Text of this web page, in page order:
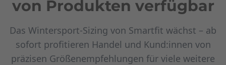
von Produkten verfügbar
Das Wintersport-Sizing von Smartfit wächst – ab
sofort profitieren Handel und Kund:innen von
präzisen Größenempfehlungen für viele weitere